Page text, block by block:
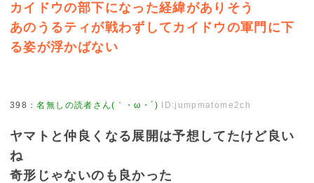
カイドウの部下になった経緯がありそう
あのうるティが戦わずしてカイドウの軍門に下
る姿が浮かばない
398 ：名無しの読者さん(｀・ω・´) ID:jumpmatome2ch
ヤマトと仲良くなる展開は予想してたけど良い
ね
奇形じゃないのも良かった